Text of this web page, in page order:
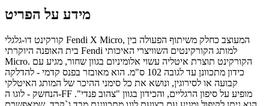
מידע על הפריט
קורקינט דו-גלגלי Fendi X Micro, המעוצב כחלק משיתוף הפעולה בין
בית האופנה היוקרתי Fendi למותג הקורקינטים השוויצרי האיכותי
Micro. הקורקינט תוצרת איטליה עשוי אלומיניום בגוון שחור, מגיע עם
כידון מתכוונן עד לגובה 102 ס"מ. הוא מאובזר בפנס קדמי - להדלקה
קבועה או לסירוגין, ונושא את כל סימני ההיכר של המותג האיטלקי
הנחשק - לוגו ה-FF מופיע על סיפון הרגליים, והכידון בגוון "צהוב פנדי".